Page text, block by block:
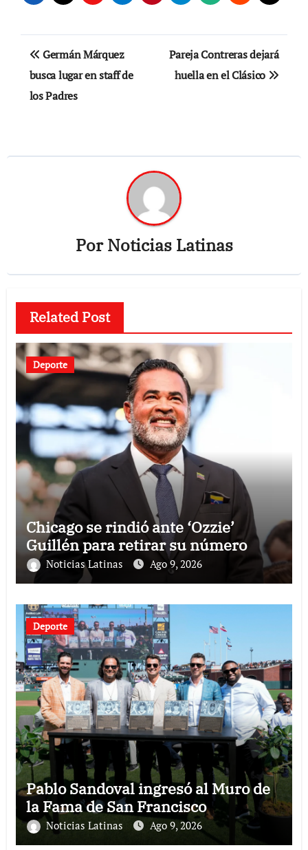
Navegación
de
entradas
Germán Márquez
busca lugar en staff de
los Padres
Pareja Contreras dejará
huella en el Clásico
PorNoticias Latinas
Related Post
Deporte
Chicago se rindió ante ‘Ozzie’
Guillén para retirar su número
Noticias Latinas Ago 9, 2026
Deporte
Pablo Sandoval ingresó al Muro de
la Fama de San Francisco
Noticias Latinas Ago 9, 2026